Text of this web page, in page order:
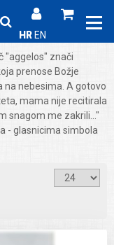
HR EN
"aggelos" znači
prenose Božje
na nebesima. A gotovo
mama nije recitirala
snagom me zakrili..."
- glasnicima simbola